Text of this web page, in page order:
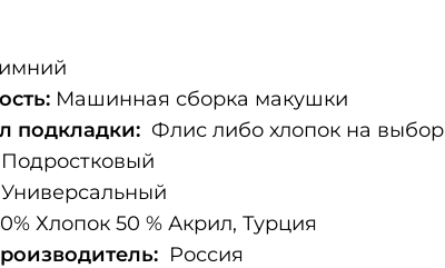
Машинная сборка макушки
подкладки:Флис либо хлопок на выбор
Хлопок 50 % Акрил, Турция
Россия